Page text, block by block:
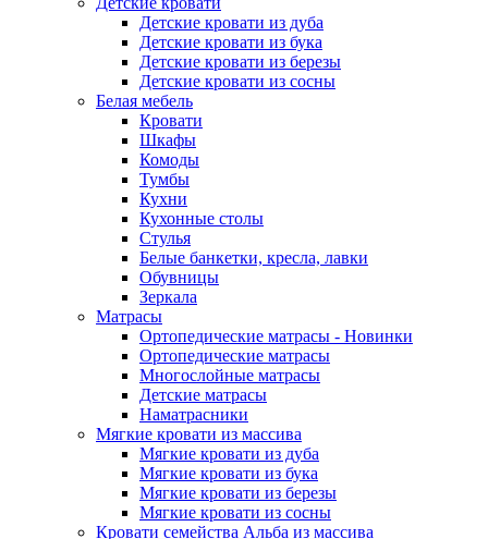
Детские кровати из дуба
Детские кровати из бука
Детские кровати из березы
Детские кровати из сосны
Белая мебель
Кровати
Шкафы
Комоды
Тумбы
Кухни
Кухонные столы
Стулья
Белые банкетки, кресла, лавки
Обувницы
Зеркала
Матрасы
Ортопедические матрасы - Новинки
Ортопедические матрасы
Многослойные матрасы
Детские матрасы
Наматрасники
Мягкие кровати из массива
Мягкие кровати из дуба
Мягкие кровати из бука
Мягкие кровати из березы
Мягкие кровати из сосны
Кровати семейства Альба из массива